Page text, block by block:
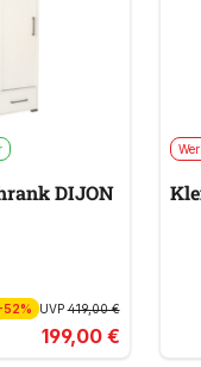
DIJON
-52% UVP419,00 €
199,00 €